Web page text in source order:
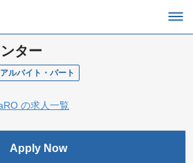
ター
アルバイト・パート
の求人一覧
Apply Now